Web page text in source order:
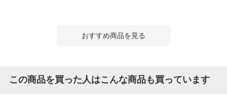
おすすめ商品を見る
この商品を買った人はこんな商品も買っています